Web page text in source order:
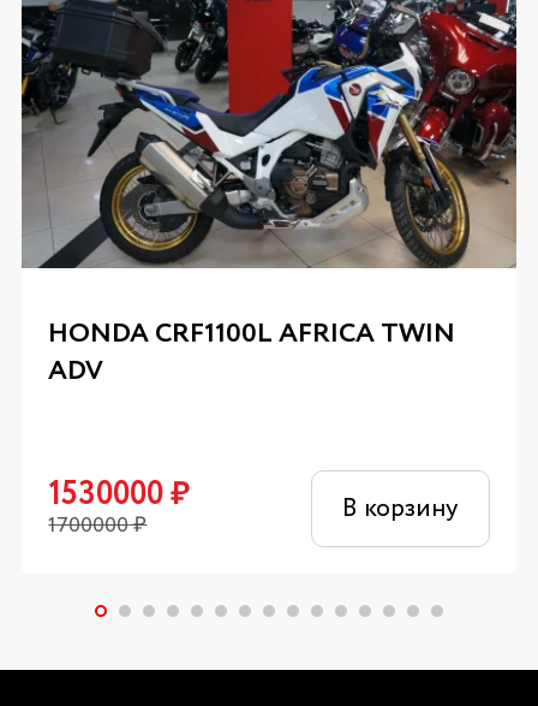
HONDA CRF1100L AFRICA TWIN
ADV
1530000₽
1700000₽ В корзину